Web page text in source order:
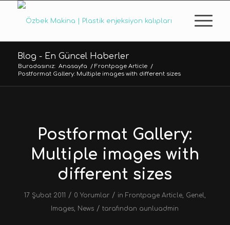
Blog - En Güncel Haberler
Buradasınız: Anasayfa / Frontpage Article /
Postformat Gallery: Multiple images with different sizes
Postformat Gallery:
Multiple images with
different sizes
17 Şubat 2011 / 0 Yorumlar / in Frontpage Article, Genel,
Images, News / tarafından aunluadmin